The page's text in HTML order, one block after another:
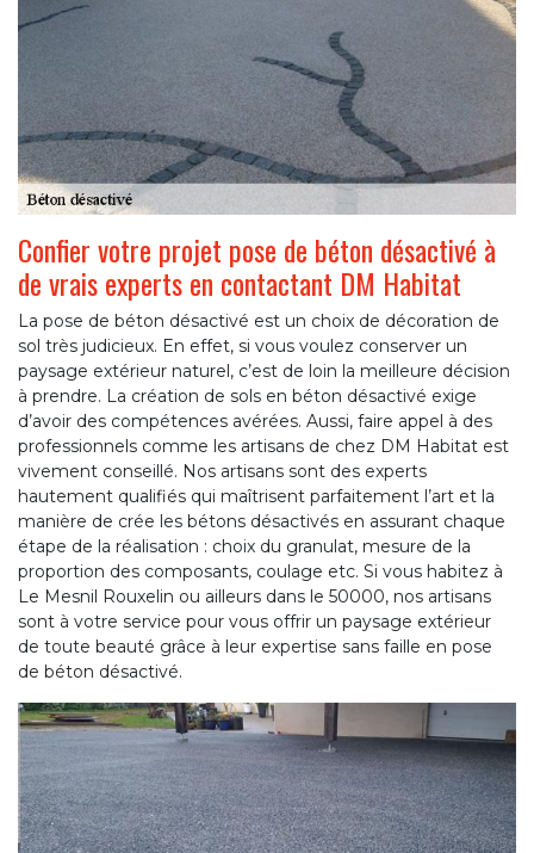
Confier votre projet pose de béton désactivé à
de vrais experts en contactant DM Habitat
La pose de béton désactivé est un choix de décoration de
sol très judicieux. En effet, si vous voulez conserver un
paysage extérieur naturel, c’est de loin la meilleure décision
à prendre. La création de sols en béton désactivé exige
d’avoir des compétences avérées. Aussi, faire appel à des
professionnels comme les artisans de chez DM Habitat est
vivement conseillé. Nos artisans sont des experts
hautement qualifiés qui maîtrisent parfaitement l’art et la
manière de crée les bétons désactivés en assurant chaque
étape de la réalisation : choix du granulat, mesure de la
proportion des composants, coulage etc. Si vous habitez à
Le Mesnil Rouxelin ou ailleurs dans le 50000, nos artisans
sont à votre service pour vous offrir un paysage extérieur
de toute beauté grâce à leur expertise sans faille en pose
de béton désactivé.